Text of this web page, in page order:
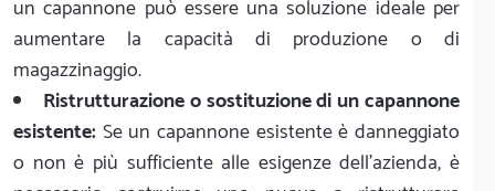
un capannone può essere una soluzione ideale per
aumentare la capacità di produzione o di
magazzinaggio.
Ristrutturazione o sostituzione di un capannone
esistente: Se un capannone esistente è danneggiato
o non è più sufficiente alle esigenze dell'azienda, è